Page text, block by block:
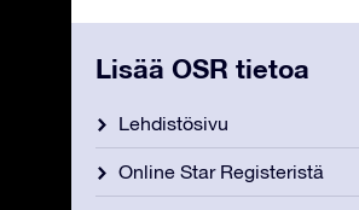
Lisää OSR tietoa
Lehdistösivu
Online Star Registeristä